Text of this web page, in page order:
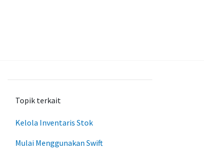
Topik terkait
Kelola Inventaris Stok
Mulai Menggunakan Swift